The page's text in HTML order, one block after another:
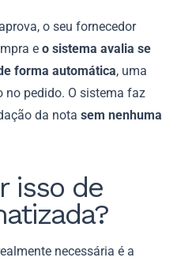
o seu fornecedor
e o sistema avalia se
forma automática, uma
no pedido. O sistema faz
da nota sem nenhuma
isso de
necessária é a